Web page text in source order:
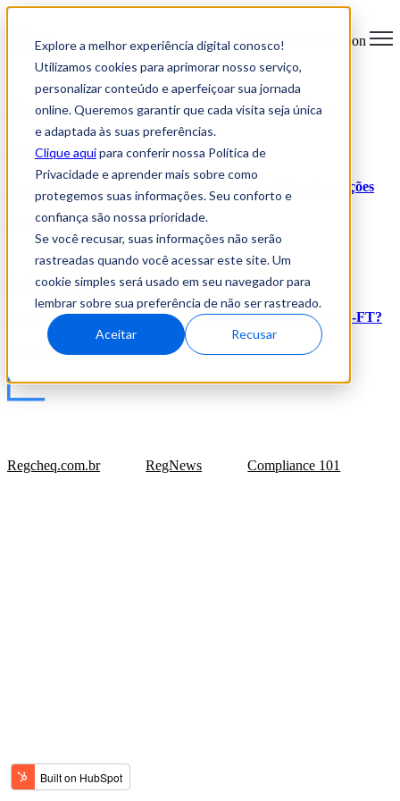
Explore a melhor experiência digital conosco!
Utilizamos cookies para aprimorar nosso serviço,
personalizar conteúdo e aperfeiçoar sua jornada
online. Queremos garantir que cada visita seja única
e adaptada às suas preferências.
Clique aquipara conferir nossa Política de
Privacidade e aprender mais sobre como
protegemos suas informações. Seu conforto e
confiança são nossa prioridade.
Se você recusar, suas informações não serão
rastreadas quando você acessar este site. Um
cookie simples será usado em seu navegador para
lembrar sobre sua preferência de não ser rastreado.
Aceitar Recusar
Open main navigation
Articles about colaborador
Jan 29, 2024, 2:16:35 PM
Como funciona o processo de verificação em listas de sanções
Read article
Jan 24, 2024, 9:00:06 AM
Por que o engajamento dos colaboradores reforça a PLD-FT?
Read article
Regcheq.com.br RegNews Compliance 101